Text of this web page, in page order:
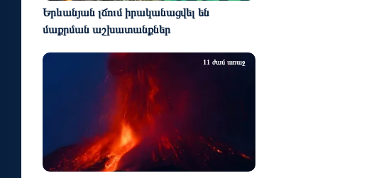
Երևանյան լճում իրականացվել են
մաքրման աշխատանքներ
11 ժամ առաջ